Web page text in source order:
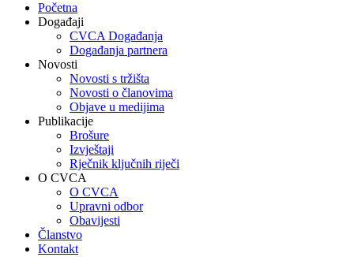
Početna
Događaji
CVCA Događanja
Događanja partnera
Novosti
Novosti s tržišta
Novosti o članovima
Objave u medijima
Publikacije
Brošure
Izvještaji
Rječnik ključnih riječi
O CVCA
O CVCA
Upravni odbor
Obavijesti
Članstvo
Kontakt